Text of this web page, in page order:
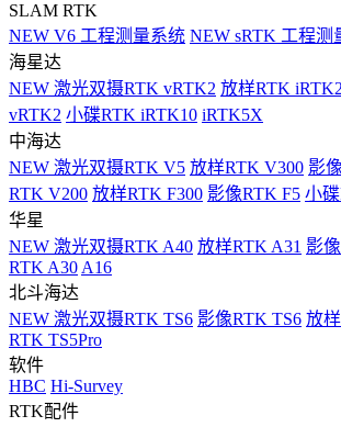
SLAM RTK
NEW V6 工程测量系统 NEW sRTK 工程测
海星达
NEW 激光双摄RTK vRTK2 放样RTK
vRTK2 小碟RTK iRTK10 iRTK5X
中海达
NEW 激光双摄RTK V5 放样RTK V300 影
RTK V200 放样RTK F300 影像RTK F5 小
华星
NEW 激光双摄RTK A40 放样RTK A31 影
RTK A30 A16
北斗海达
NEW 激光双摄RTK TS6 影像RTK TS6 放
RTK TS5Pro
软件
HBC Hi-Survey
RTK配件